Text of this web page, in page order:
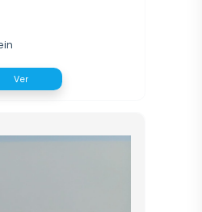
Ver